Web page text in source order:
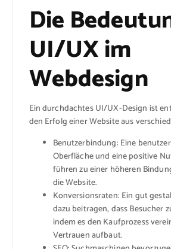
Die
UI/UX im
Webdesign
Ein durchdachtes UI/UX-Design ist
den Erfolg einer Website aus
Benutzerbindung: Eine
Oberfläche und eine positive
führen zu einer höheren
die Website.
Konversionsraten: Ein gut
dazu beitragen, dass Besucher
indem es den Kaufprozess
Vertrauen aufbaut.